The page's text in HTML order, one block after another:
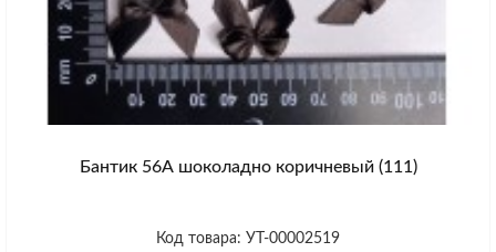
Бантик 56А шоколадно коричневый (111)
Код товара: УТ-00002519